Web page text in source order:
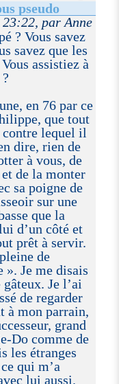
pseudo
par Anne
? Vous savez
savez que les
assistiez à
en 76 par ce
que tout
lequel il
dire, rien de
à vous, de
de la monter
sa poigne de
sur une
que la
d’un côté et
prêt à servir.
de
». Je me disais
Je l’ai
de regarder
à mon parrain,
grand
Do comme de
les étranges
qui m’a
lui aussi.